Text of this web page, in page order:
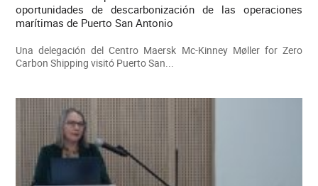
oportunidades de descarbonización de las operaciones
marítimas de Puerto San Antonio
Una delegación del Centro Maersk Mc-Kinney Møller for Zero
Carbon Shipping visitó Puerto San...